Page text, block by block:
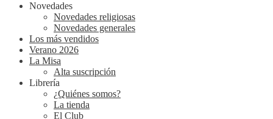
Novedades
Novedades religiosas
Novedades generales
Los más vendidos
Verano 2026
La Misa
Alta suscripción
Librería
¿Quiénes somos?
La tienda
El Club